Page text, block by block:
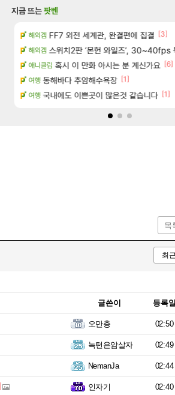
리니지M 아떨린다 한시간후면 [13]
리니지M 주말패키지가 나왔읍니다.
[15]
와우 공장: xx님 옴니움 장서 안하셨어요? [11]
메이플 ㅇㅂ)진짜 개웃기네 ㅋㅋ
[47]
메이플 아니 뭔 샤타 안 나왔다고 진짜 화내는 사람도
지금 뜨는팟벤
해외겜 FF7 외전 세계관, 완결편에 집결 [3]
해외겜 스위치2판 ‘몬헌 와일즈’, 30~40fps
애니클립 혹시 이 만화 아시는 분 계신가요 [6]
여행 동해바다 추암해수욕장 [1]
여행 국내에도 이쁜곳이 많은것 같습니다 [1]
목
글쓴이 등록일
오만충 02:50
녹턴은암살자 02:49
NemanJa 02:44
인자기 02:40